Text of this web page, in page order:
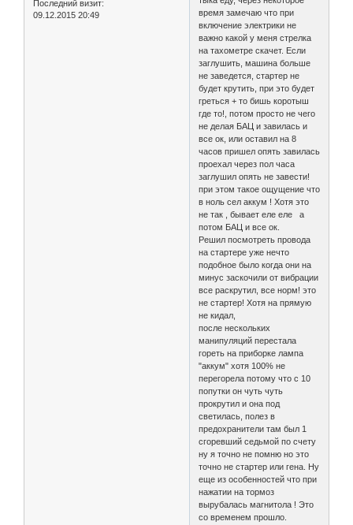
Последний визит:
09.12.2015 20:49
время замечаю что при
включение электрики не
важно какой у меня стрелка
на тахометре скачет. Если
заглушить, машина больше
не заведется, стартер не
будет крутить, при это будет
греться + то бишь коротыш
где то!, потом просто не чего
не делая БАЦ и завилась и
все ок, или оставил на 8
часов пришел опять завилась
проехал через пол часа
заглушил опять не завести!
при этом такое ощущение что
в ноль сел аккум ! Хотя это
не так , бывает еле еле а
потом БАЦ и все ок.
Решил посмотреть провода
на стартере уже нечто
подобное было когда они на
минус заскочили от вибрации
все раскрутил, все норм! это
не стартер! Хотя на прямую
не кидал,
после нескольких
манипуляций перестала
гореть на приборке лампа
"аккум" хотя 100% не
перегорела потому что с 10
попутки он чуть чуть
прокрутил и она под
светилась, полез в
предохранители там был 1
сгоревший седьмой по счету
ну я точно не помню но это
точно не стартер или гена. Ну
еще из особенностей что при
нажатии на тормоз
вырубалась магнитола ! Это
со временем прошло.